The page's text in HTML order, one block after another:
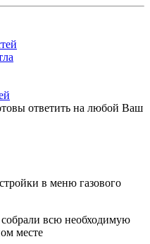
ответить на любой Ваш
в меню газового
всю необходимую
месте